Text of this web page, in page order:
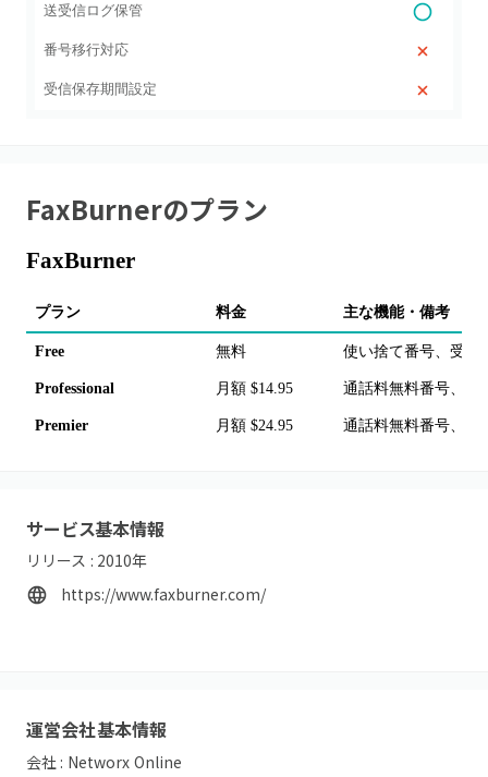
送受信ログ保管
番号移行対応
受信保存期間設定
FaxBurnerのプラン
FaxBurner
プラン 料金 主な機能・備考
Free 無料 使い捨て番号、受信
Professional 月額 $14.95 通話料無料番号、合
Premier 月額 $24.95 通話料無料番号、合
サービス基本情報
リリース : 2010年
https://www.faxburner.com/
運営会社基本情報
会社 : Networx Online